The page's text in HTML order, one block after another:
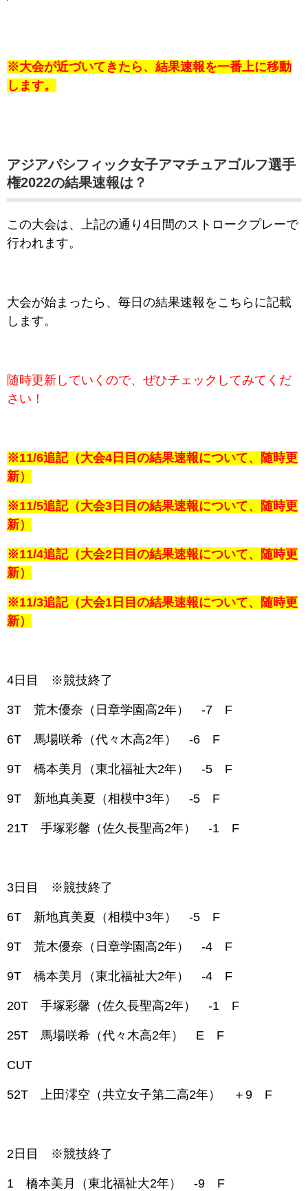
※大会が近づいてきたら、結果速報を一番上に移動
します。
アジアパシフィック女子アマチュアゴルフ選手
権2022の結果速報は？
この大会は、上記の通り4日間のストロークプレーで
行われます。
大会が始まったら、毎日の結果速報をこちらに記載
します。
随時更新していくので、ぜひチェックしてみてくだ
さい！
※11/6追記（大会4日目の結果速報について、随時更
新）
※11/5追記（大会3日目の結果速報について、随時更
新）
※11/4追記（大会2日目の結果速報について、随時更
新）
※11/3追記（大会1日目の結果速報について、随時更
新）
4日目 ※競技終了
3T 荒木優奈（日章学園高2年） -7 F
6T 馬場咲希（代々木高2年） -6 F
9T 橋本美月（東北福祉大2年） -5 F
9T 新地真美夏（相模中3年） -5 F
21T 手塚彩馨（佐久長聖高2年） -1 F
3日目 ※競技終了
6T 新地真美夏（相模中3年） -5 F
9T 荒木優奈（日章学園高2年） -4 F
9T 橋本美月（東北福祉大2年） -4 F
20T 手塚彩馨（佐久長聖高2年） -1 F
25T 馬場咲希（代々木高2年） E F
CUT
52T 上田澪空（共立女子第二高2年） ＋9 F
2日目 ※競技終了
1 橋本美月（東北福祉大2年） -9 F